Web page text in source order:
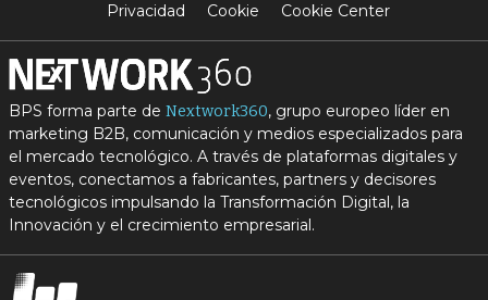
Privacidad
Cookie Cookie Center
BPS forma parte de Nextwork360, grupo europeo líder en
marketing B2B, comunicación y medios especializados para
el mercado tecnológico. A través de plataformas digitales y
eventos, conectamos a fabricantes, partners y decisores
tecnológicos impulsando la Transformación Digital, la
Innovación y el crecimiento empresarial.